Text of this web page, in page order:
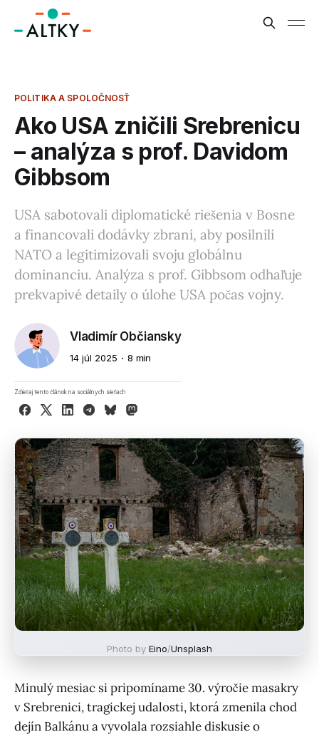
POLITIKA A SPOLOČNOSŤ
Ako USA zničili Srebrenicu
– analýza s prof. Davidom
Gibbsom
USA sabotovali diplomatické riešenia v Bosne
a financovali dodávky zbraní, aby posilnili
NATO a legitimizovali svoju globálnu
dominanciu. Analýza s prof. Gibbsom odhaľuje
prekvapivé detaily o úlohe USA počas vojny.
Vladimír Občiansky
14 júl 2025 8 min
Zdieľaj tento článok na sociálnych sieťach
Facebook
X LinkedInTelegram
BlueskyMastodon
Photo by Eino/Unsplash
Minulý mesiac si pripomíname 30. výročie masakry
v Srebrenici, tragickej udalosti, ktorá zmenila chod
dejín Balkánu a vyvolala rozsiahle diskusie o